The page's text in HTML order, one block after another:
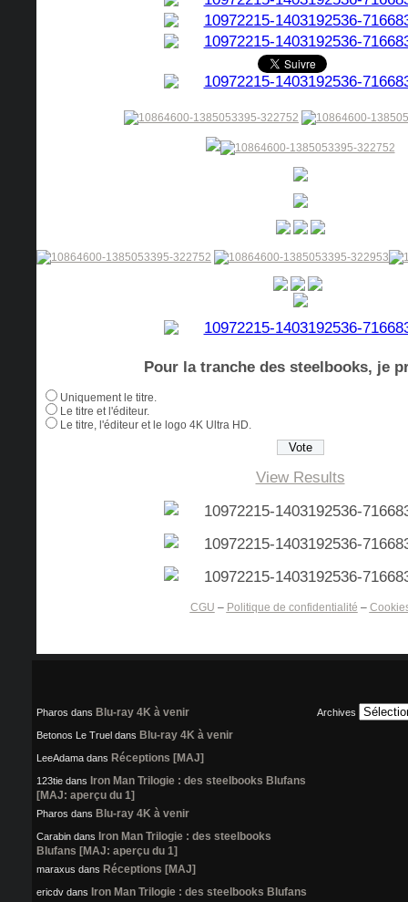
Pour la tranche des steelbooks, je
Uniquement le titre.
Le titre et l'éditeur.
Le titre, l'éditeur et le logo 4K Ultra HD.
View Results
CGU – Politique de confidentialité –
Pharos dans Blu-ray 4K à venir
Betonos Le Truel dans Blu-ray 4K à venir
LeeAdama dans Réceptions [MAJ]
123tie dans Iron Man Trilogie : des steelbooks Blufans
[MAJ: aperçu du 1]
Pharos dans Blu-ray 4K à venir
Carabin dans Iron Man Trilogie : des steelbooks
Blufans [MAJ: aperçu du 1]
maraxus dans Réceptions [MAJ]
ericdv dans Iron Man Trilogie : des steelbooks Blufans
Archives